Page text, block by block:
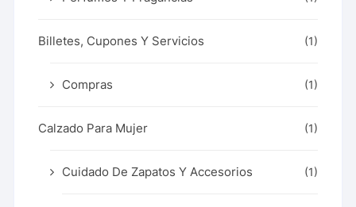
Billetes, Cupones Y Servicios (1)
Compras (1)
Calzado Para Mujer (1)
Cuidado De Zapatos Y Accesorios (1)